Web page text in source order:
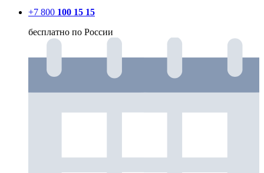
+7 800 100 15 15
бесплатно по России